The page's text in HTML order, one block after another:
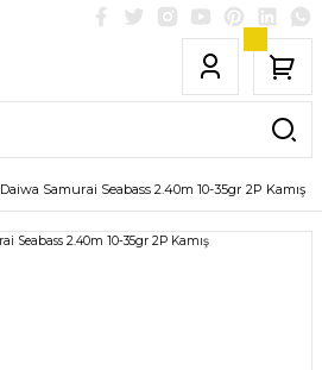
Daiwa Samurai Seabass 2.40m 10-35gr 2P Kamış